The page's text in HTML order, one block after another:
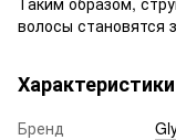
волосы становятся
Характеристики
Бренд